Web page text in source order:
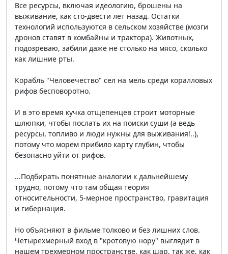
Все ресурсы, включая идеологию, брошены на
выживание, как сто-двести лет назад. Остатки
технологий используются в сельском хозяйстве (мозги
дронов ставят в комбайны и трактора). Животных,
подозреваю, забили даже не столько на мясо, сколько
как лишние рты.
Корабль "Человечество" сел на мель среди коралловых
рифов бесповоротно.
И в это время кучка отщепенцев строит моторные
шлюпки, чтобы послать их на поиски суши (а ведь
ресурсы, топливо и люди нужны для выживания!..),
потому что морем прибило карту глубин, чтобы
безопасно уйти от рифов.
...Подбирать понятные аналогии к дальнейшему
трудно, потому что там общая теория
относительности, 5-мерное пространство, гравитация
и гибернация.
Но объясняют в фильме толково и без лишних слов.
Четырехмерный вход в "кротовую нору" выглядит в
нашем трехмерном пространстве, как шар, так же, как